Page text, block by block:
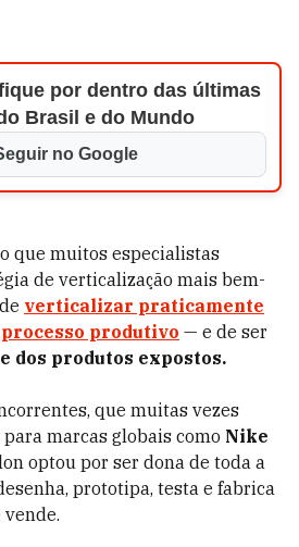
por dentro das últimas
Brasil e do Mundo
no Google
que muitos especialistas
de verticalização mais bem-
verticalizar praticamente
produtivo — e de ser
dos produtos expostos.
que muitas vezes
marcas globais como Nike
optou por ser dona de toda a
prototipa, testa e fabrica